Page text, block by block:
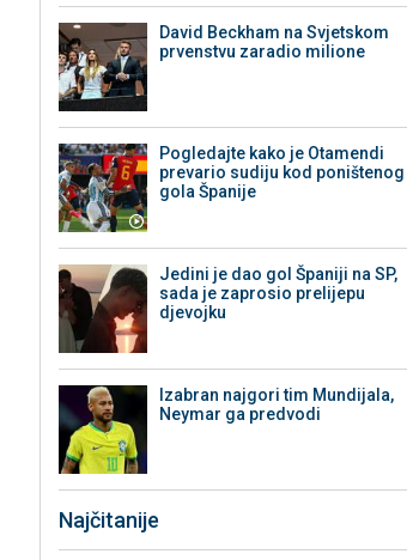
David Beckham na Svjetskom
prvenstvu zaradio milione
Pogledajte kako je Otamendi
prevario sudiju kod poništenog
gola Španije
Jedini je dao gol Španiji na SP,
sada je zaprosio prelijepu
djevojku
Izabran najgori tim Mundijala,
Neymar ga predvodi
Najčitanije